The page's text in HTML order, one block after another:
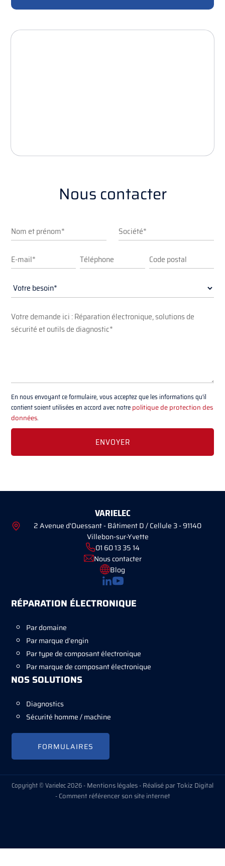
Nous contacter
En nous envoyant ce formulaire, vous acceptez que les informations qu'il
contient soient utilisées en accord avec notrepolitique de protection des
données.
VARIELEC
2 Avenue d'Ouessant - Bâtiment D / Cellule 3 - 91140
Villebon-sur-Yvette
01 60 13 35 14
Nous contacter
Blog
RÉPARATION ÉLECTRONIQUE
Par domaine
Par marque d’engin
Par type de composant électronique
Par marque de composant électronique
NOS SOLUTIONS
Diagnostics
Sécurité homme / machine
FORMULAIRES
Copyright © Varielec 2026 -Mentions légales-Réalisé par Tokiz Digital
-Comment référencer son site internet